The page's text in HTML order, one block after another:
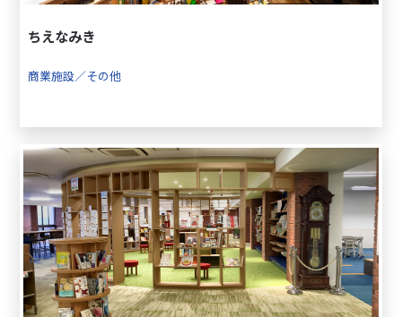
ちえなみき
商業施設／その他